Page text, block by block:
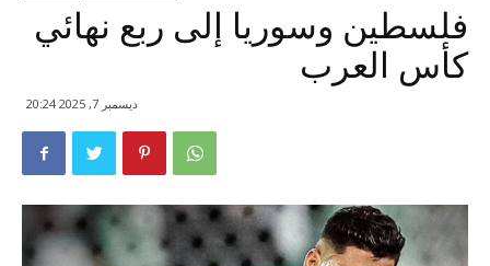
فلسطين وسوريا إلى ربع نهائي
كأس العرب
ديسمبر 7, 2025 20:24